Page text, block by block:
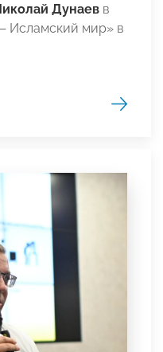
Дунаев в
Исламский мир» в